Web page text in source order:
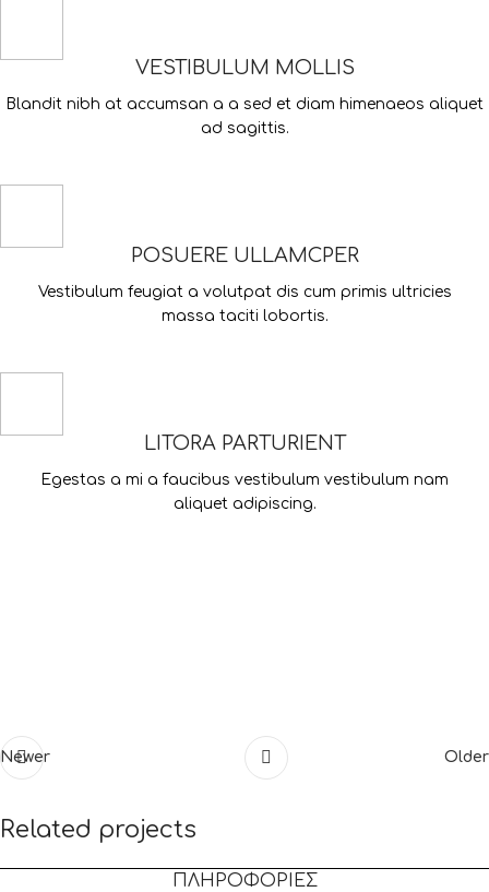
VESTIBULUM MOLLIS
Blandit nibh at accumsan a a sed et diam himenaeos aliquet
ad sagittis.
POSUERE ULLAMCPER
Vestibulum feugiat a volutpat dis cum primis ultricies
massa taciti lobortis.
LITORA PARTURIENT
Egestas a mi a faucibus vestibulum vestibulum nam
aliquet adipiscing.
Newer Older
Related projects
ΠΛΗΡΟΦΟΡΙΕΣ